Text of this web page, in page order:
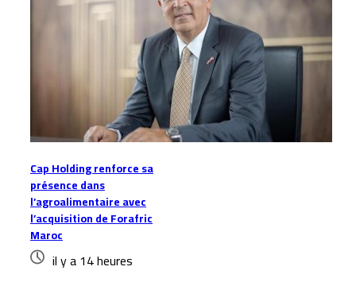
Cap Holding renforce sa
présence dans
l’agroalimentaire avec
l’acquisition de Forafric
Maroc
il y a 14 heures